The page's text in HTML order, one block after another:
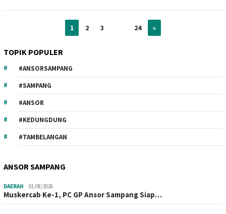
1 2 3 24 »
TOPIK POPULER
#ANSORSAMPANG
#SAMPANG
#ANSOR
#KEDUNGDUNG
#TAMBELANGAN
ANSOR SAMPANG
DAERAH 01/08/2026
Muskercab Ke-1, PC GP Ansor Sampang Siap…